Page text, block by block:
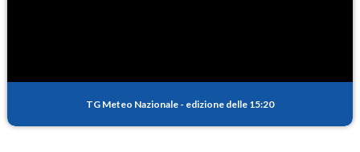
TG Meteo Nazionale - edizione delle 15:20